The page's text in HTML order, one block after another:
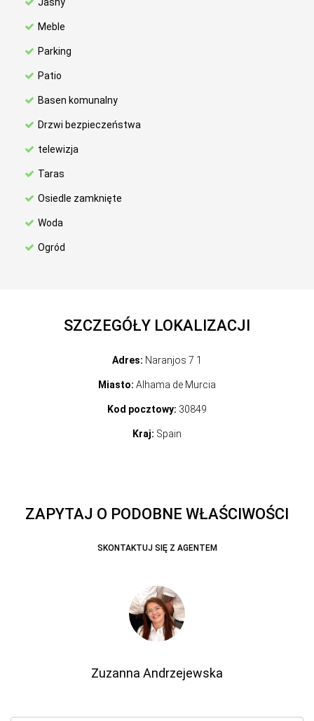
Meble
Parking
Patio
Basen komunalny
Drzwi bezpieczeństwa
telewizja
Taras
Osiedle zamknięte
Woda
Ogród
SZCZEGÓŁY LOKALIZACJI
Adres: Naranjos 7 1
Miasto: Alhama de Murcia
Kod pocztowy: 30849
Kraj: Spain
ZAPYTAJ O PODOBNE WŁAŚCIWOŚCI
SKONTAKTUJ SIĘ Z AGENTEM
Zuzanna Andrzejewska